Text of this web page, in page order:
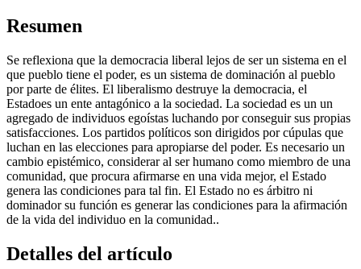
Resumen
Se reflexiona que la democracia liberal lejos de ser un sistema en el
que pueblo tiene el poder, es un sistema de dominación al pueblo
por parte de élites. El liberalismo destruye la democracia, el
Estadoes un ente antagónico a la sociedad. La sociedad es un un
agregado de individuos egoístas luchando por conseguir sus propias
satisfacciones. Los partidos políticos son dirigidos por cúpulas que
luchan en las elecciones para apropiarse del poder. Es necesario un
cambio epistémico, considerar al ser humano como miembro de una
comunidad, que procura afirmarse en una vida mejor, el Estado
genera las condiciones para tal fin. El Estado no es árbitro ni
dominador su función es generar las condiciones para la afirmación
de la vida del individuo en la comunidad..
Detalles del artículo